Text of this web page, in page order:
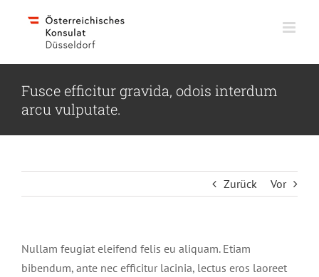
Fusce efficitur gravida, odois interdum
arcu vulputate.
Zurück Vor
Nullam feugiat eleifend felis eu aliquam. Etiam
bibendum, ante nec efficitur lacinia, lectus eros laoreet